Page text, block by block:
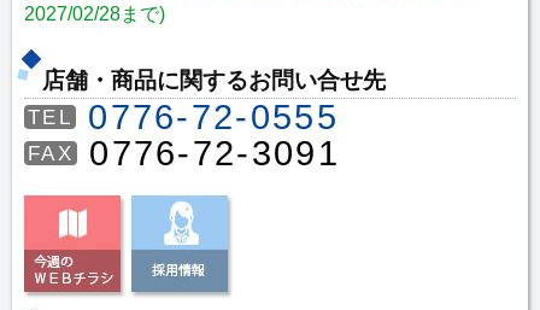
2027/02/28まで)
店舗・商品に関するお問い合せ先
TEL 0776-72-0555
FAX 0776-72-3091